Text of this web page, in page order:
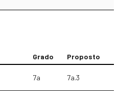
Grado Proposto
7a 7a.3